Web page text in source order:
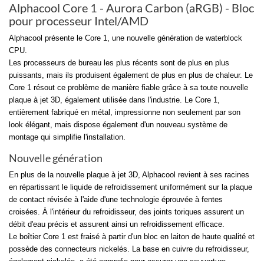
Alphacool Core 1 - Aurora Carbon (aRGB) - Bloc
pour processeur Intel/AMD
Alphacool présente le Core 1, une nouvelle génération de waterblock
CPU.
Les processeurs de bureau les plus récents sont de plus en plus
puissants, mais ils produisent également de plus en plus de chaleur. Le
Core 1 résout ce problème de manière fiable grâce à sa toute nouvelle
plaque à jet 3D, également utilisée dans l'industrie. Le Core 1,
entièrement fabriqué en métal, impressionne non seulement par son
look élégant, mais dispose également d'un nouveau système de
montage qui simplifie l'installation.
Nouvelle génération
En plus de la nouvelle plaque à jet 3D, Alphacool revient à ses racines
en répartissant le liquide de refroidissement uniformément sur la plaque
de contact révisée à l'aide d'une technologie éprouvée à fentes
croisées. À l'intérieur du refroidisseur, des joints toriques assurent un
débit d'eau précis et assurent ainsi un refroidissement efficace.
Le boîtier Core 1 est fraisé à partir d'un bloc en laiton de haute qualité et
possède des connecteurs nickelés. La base en cuivre du refroidisseur,